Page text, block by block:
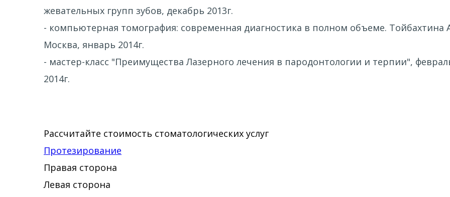
жевательных групп зубов, декабрь 2013г.
- компьютерная томография: современная диагностика в полном объеме. Тойбахтина
Москва, январь 2014г.
- мастер-класс "Преимущества Лазерного лечения в пародонтологии и терпии",
2014г.
Рассчитайте стоимость стоматологических услуг
Протезирование
Правая сторона
Левая сторона